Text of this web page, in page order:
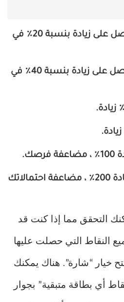
المستوى 10 – تحصل على زيادة بنسبة 20٪ في
المستوى 20 – تحصل على زيادة بنسبة 40٪ في
المستوى 100 – زيادة 200٪ ، مضاعفة احتمالاتك
التحقق مما إذا كنت قد
النقاط التي حصلت عليها
خيار “شارة”. هناك يمكنك
أي بطاقة متبقية” بجوار